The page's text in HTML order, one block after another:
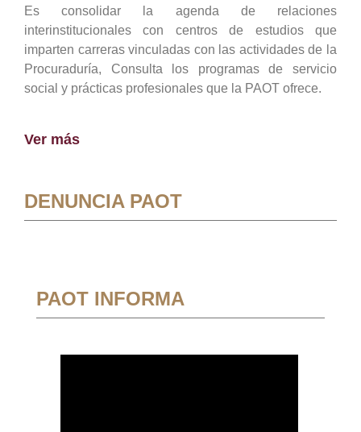
Es consolidar la agenda de relaciones
interinstitucionales con centros de estudios que
imparten carreras vinculadas con las actividades de la
Procuraduría, Consulta los programas de servicio
social y prácticas profesionales que la PAOT ofrece.
Ver más
DENUNCIA PAOT
PAOT INFORMA